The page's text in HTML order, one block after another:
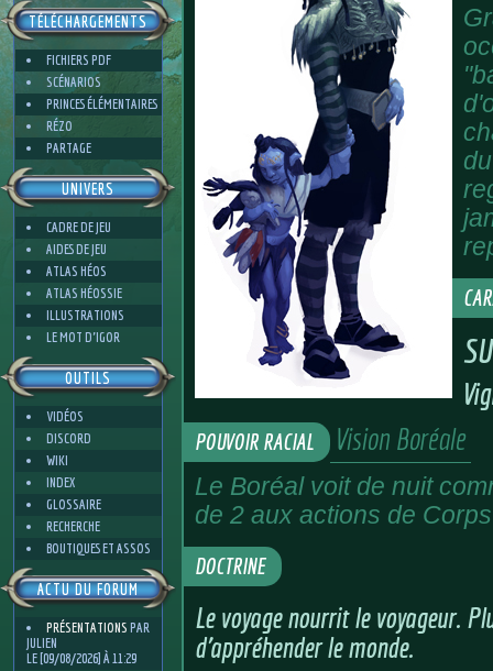
TÉLÉCHARGEMENTS
FICHIERS PDF
SCÉNARIOS
PRINCES ÉLÉMENTAIRES
RÉZO
PARTAGE
UNIVERS
CADRE DE JEU
AIDES DE JEU
ATLAS HÉOS
ATLAS HÉOSSIE
ILLUSTRATIONS
LE MOT D'IGOR
OUTILS
VIDÉOS
DISCORD
WIKI
INDEX
GLOSSAIRE
RECHERCHE
BOUTIQUES ET ASSOS
ACTU DU FORUM
PRÉSENTATIONS PAR
JULIEN
LE [09/08/2026] À 11:29
POUVOIR RACIAL Vision Boréale
Le Boréal voit de nuit
de 2 aux actions de
DOCTRINE
Le voyage nourrit le voyageur.
d'appréhender le monde.